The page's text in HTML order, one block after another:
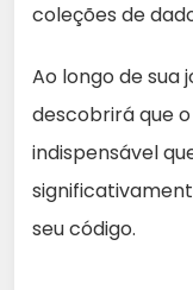
coleções de
Ao longo de sua
descobrirá que
indispensável
seu código.